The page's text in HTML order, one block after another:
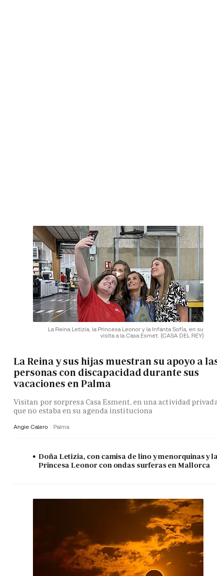
La Reina Letizia, la Princesa Leonor y la Infanta Sofía, en su
visita a la Casa Esmet. (CASA DEL REY)
La Reina y sus hijas muestran su apoyo a
personas con discapacidad durante sus
vacaciones en Palma
Visitan por sorpresa Casa Esment, en una actividad
que no estaba en su agenda instituciona
Angie Calero Palma
Doña Letizia, con camisa de lino y menorquinas y
Princesa Leonor con ondas surferas en Mallorca